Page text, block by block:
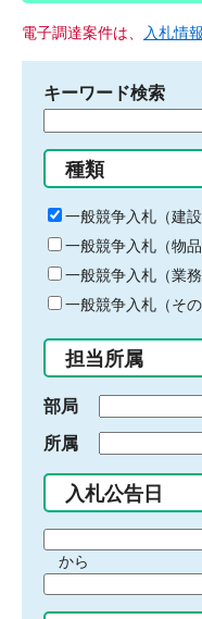
電子調達案件は、 入札情
キーワード検索
る
キ
ー
ワ
ー
ド
入
力
種類
一般競争入札（建設
一般競争入札（物品
一般競争入札（業務
一般競争入札（その
担当所属
部局
所属
入札公告日
間
始
から
間